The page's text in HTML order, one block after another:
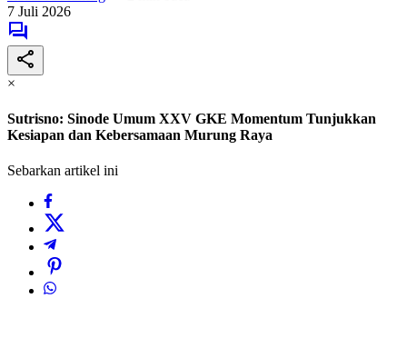
7 Juli 2026
×
Sutrisno: Sinode Umum XXV GKE Momentum Tunjukkan
Kesiapan dan Kebersamaan Murung Raya
Sebarkan artikel ini